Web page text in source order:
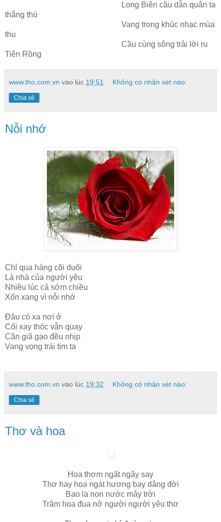
Long Biên cầu dẫn quân ta
thắng thù
Vang trong khúc nhạc mùa
thu
Cầu cùng sông trải lời ru
Tiên Rồng
www.tho.com.vn vào lúc 19:51 Không có nhận xét nào:
Chia sẻ
Nỗi nhớ
Chỉ qua hàng cõi duối
Là nhà của người yêu
Nhiều lúc cả sớm chiều
Xốn xang vì nỗi nhớ
Đâu có xa nơi ở
Cối xay thóc vẫn quay
Cần giã gạo đều nhịp
Vang vọng trái tim ta
www.tho.com.vn vào lúc 19:32 Không có nhận xét nào:
Chia sẻ
Thơ và hoa
Hoa thơm ngất ngây say
Thơ hay hoa ngát hương bay dâng đời
Bao la non nước mây trời
Trăm hoa đua nở người người yêu thơ